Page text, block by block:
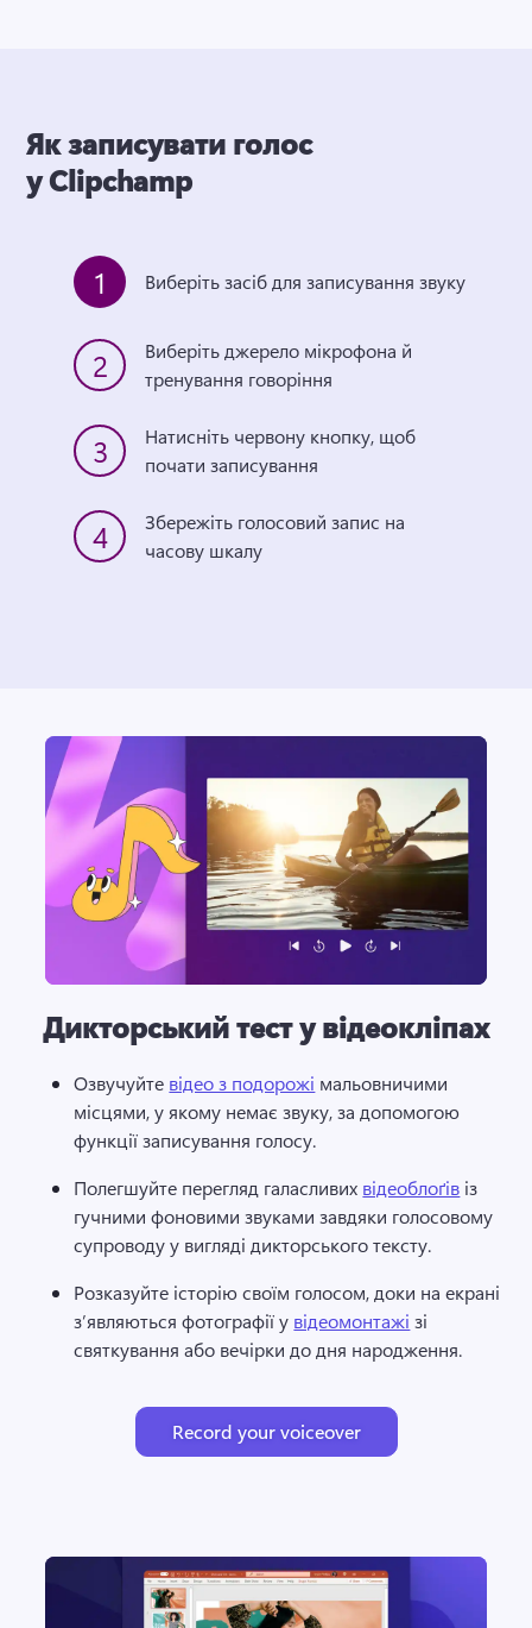
Як записувати голос
у Clipchamp
1 Виберіть засіб для записування звуку
2
Виберіть джерело мікрофона й
тренування говоріння
3
Натисніть червону кнопку, щоб
почати записування
4
Збережіть голосовий запис на
часову шкалу
Дикторський тест у відеокліпах
Озвучуйте відео з подорожі мальовничими
місцями, у якому немає звуку, за допомогою
функції записування голосу.
Полегшуйте перегляд галасливих відеоблоґів із
гучними фоновими звуками завдяки голосовому
супроводу у вигляді дикторського тексту.
Розказуйте історію своїм голосом, доки на екрані
з’являються фотографії у відеомонтажі зі
святкування або вечірки до дня народження.
Record your voiceover